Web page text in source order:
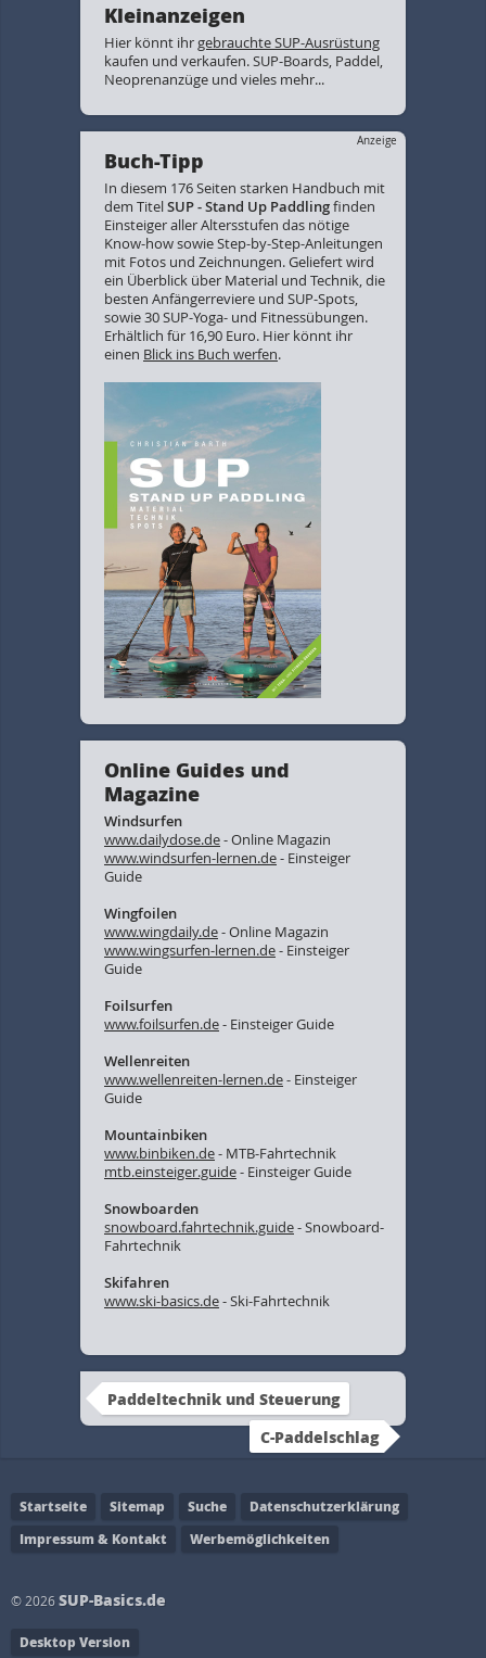
Kleinanzeigen
Hier könnt ihrgebrauchte SUP-Ausrüstung
kaufen und verkaufen. SUP-Boards, Paddel,
Neoprenanzüge und vieles mehr...
Anzeige
Buch-Tipp
In diesem 176 Seiten starken Handbuch mit
dem TitelSUP - Stand Up Paddlingfinden
Einsteiger aller Altersstufen das nötige
Know-how sowie Step-by-Step-Anleitungen
mit Fotos und Zeichnungen. Geliefert wird
ein Überblick über Material und Technik, die
besten Anfängerreviere und SUP-Spots,
sowie 30 SUP-Yoga- und Fitnessübungen.
Erhältlich für 16,90 Euro. Hier könnt ihr
einen Blick ins Buch werfen.
Online Guides und
Magazine
Windsurfen
www.dailydose.de- Online Magazin
www.windsurfen-lernen.de- Einsteiger
Guide
Wingfoilen
www.wingdaily.de- Online Magazin
www.wingsurfen-lernen.de- Einsteiger
Guide
Foilsurfen
www.foilsurfen.de- Einsteiger Guide
Wellenreiten
www.wellenreiten-lernen.de- Einsteiger
Guide
Mountainbiken
www.binbiken.de- MTB-Fahrtechnik
mtb.einsteiger.guide- Einsteiger Guide
Snowboarden
snowboard.fahrtechnik.guide- Snowboard-
Fahrtechnik
Skifahren
www.ski-basics.de- Ski-Fahrtechnik
Paddeltechnik und Steuerung
C-Paddelschlag
Startseite Sitemap Suche
Datenschutzerklärung
Impressum & Kontakt
Werbemöglichkeiten
© 2026SUP-Basics.de
Desktop Version